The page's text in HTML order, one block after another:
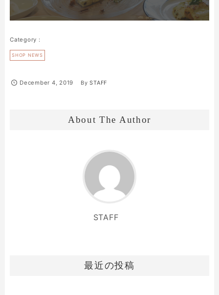
SHOP NEWS
December 4, 2019 BySTAFF
About The Author
STAFF
最近の投稿